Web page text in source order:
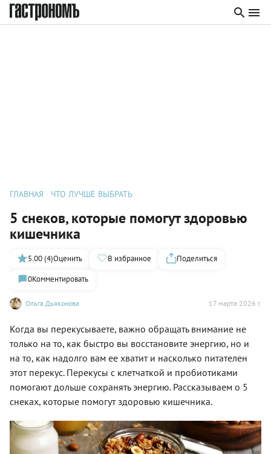
ГЛАВНАЯ ЧТО ЛУЧШЕ ВЫБРАТЬ
5 снеков, которые помогут здоровью
кишечника
Ольга Дьяконова 17 марта 2026 г.
5.00 (4)Оценить В избранное
Поделиться
0Комментировать
Когда вы перекусываете, важно обращать внимание не
только на то, как быстро вы восстановите энергию, но и
на то, как надолго вам ее хватит и насколько питателен
этот перекус. Перекусы с клетчаткой и пробиотиками
помогают дольше сохранять энергию. Рассказываем о 5
снеках, которые помогут здоровью кишечника.